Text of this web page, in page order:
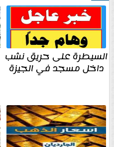
السيطرة على حريق نشب
داخل مسجد في الجيزة